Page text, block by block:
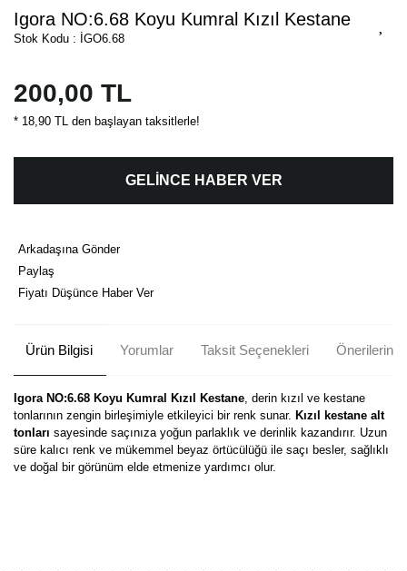
Igora NO:6.68 Koyu Kumral Kızıl Kestane
Stok Kodu : İGO6.68
200,00 TL
* 18,90 TL den başlayan taksitlerle!
GELİNCE HABER VER
Arkadaşına Gönder
Paylaş
Fiyatı Düşünce Haber Ver
Ürün Bilgisi Yorumlar Taksit Seçenekleri Önerileriniz
Igora NO:6.68 Koyu Kumral Kızıl Kestane, derin kızıl ve kestane
tonlarının zengin birleşimiyle etkileyici bir renk sunar. Kızıl kestane alt
tonları sayesinde saçınıza yoğun parlaklık ve derinlik kazandırır. Uzun
süre kalıcı renk ve mükemmel beyaz örtücülüğü ile saçı besler, sağlıklı
ve doğal bir görünüm elde etmenize yardımcı olur.